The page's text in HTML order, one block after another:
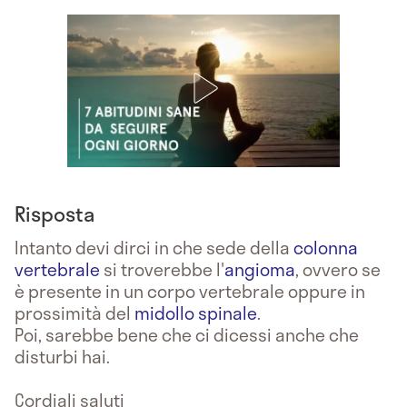
Risposta
Intanto devi dirci in che sede dellacolonna
vertebrale si troverebbe l'angioma, ovvero se
è presente in un corpo vertebrale oppure in
prossimità del midollo spinale.
Poi, sarebbe bene che ci dicessi anche che
disturbi hai.
Cordiali saluti